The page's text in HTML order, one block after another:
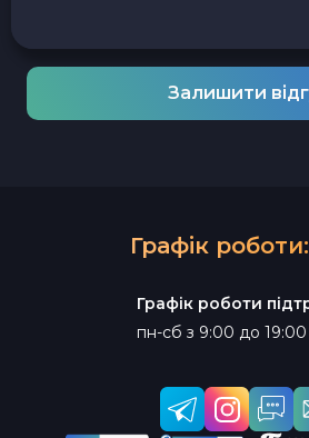
Залишити
Графік
Графік роботи
пн-сб з 9:00 до 19:00